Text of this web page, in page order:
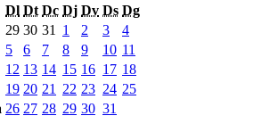
Dl Dt Dc Dj Dv Ds Dg
29 30 31 1 2 3
4
5 6 7 8 9 10 11
12 13 14 15 16 17 18
19 20 21 22 23 24 25
26 27 28 29 30 31